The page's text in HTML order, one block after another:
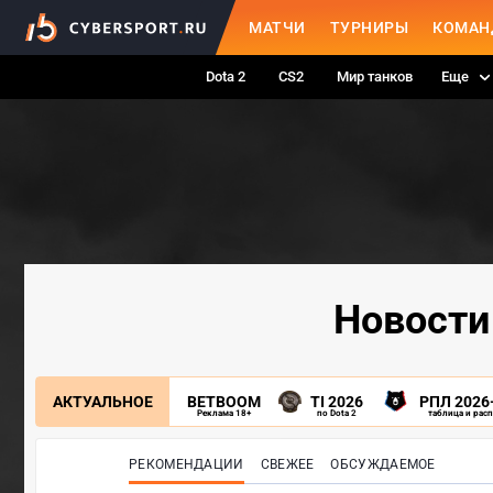
МАТЧИ ТУРНИРЫ
Dota 2 CS2 Мир танков Еще
АКТУАЛЬНОЕ BETBOOM
Реклама 18+
TI 2026
по Dota 2
РПЛ
таблица и
РЕКОМЕНДАЦИИ СВЕЖЕЕ ОБСУЖДАЕМОЕ